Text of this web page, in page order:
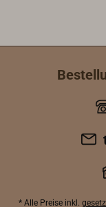
* Alle Preise inkl.